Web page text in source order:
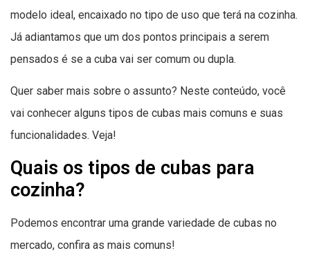
modelo ideal, encaixado no tipo de uso que terá na cozinha.
Já adiantamos que um dos pontos principais a serem
pensados é se a cuba vai ser comum ou dupla.
Quer saber mais sobre o assunto? Neste conteúdo, você
vai conhecer alguns tipos de cubas mais comuns e suas
funcionalidades. Veja!
Quais os tipos de cubas para
cozinha?
Podemos encontrar uma grande variedade de cubas no
mercado, confira as mais comuns!